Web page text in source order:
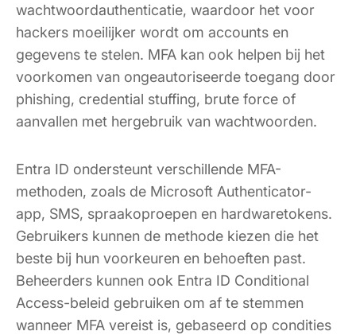
wachtwoordauthenticatie, waardoor het voor
hackers moeilijker wordt om accounts en
gegevens te stelen. MFA kan ook helpen bij het
voorkomen van ongeautoriseerde toegang door
phishing, credential stuffing, brute force of
aanvallen met hergebruik van wachtwoorden.
Entra ID ondersteunt verschillende MFA-
methoden, zoals de Microsoft Authenticator-
app, SMS, spraakoproepen en hardwaretokens.
Gebruikers kunnen de methode kiezen die het
beste bij hun voorkeuren en behoeften past.
Beheerders kunnen ook Entra ID Conditional
Access-beleid gebruiken om af te stemmen
wanneer MFA vereist is, gebaseerd op condities